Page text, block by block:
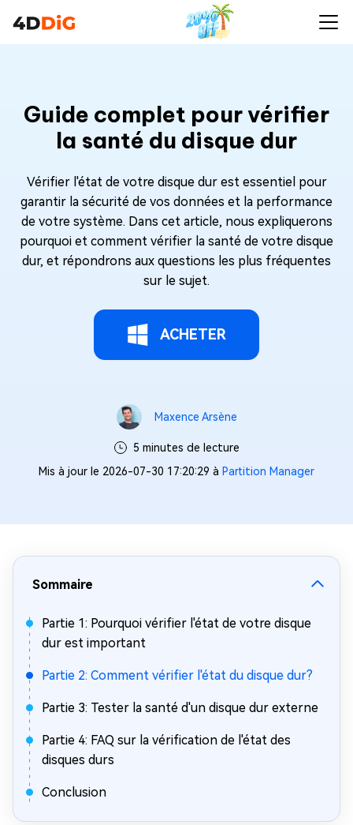
Guide complet pour vérifier
la santé du disque dur
Vérifier l'état de votre disque dur est essentiel pour
garantir la sécurité de vos données et la performance
de votre système. Dans cet article, nous expliquerons
pourquoi et comment vérifier la santé de votre disque
dur, et répondrons aux questions les plus fréquentes
sur le sujet.
ACHETER
Maxence Arsène
5 minutes de lecture
Mis à jour le 2026-07-30 17:20:29 à Partition Manager
Sommaire
Partie 1: Pourquoi vérifier l'état de votre disque
dur est important
Partie 2: Comment vérifier l'état du disque dur?
Partie 3: Tester la santé d'un disque dur externe
Partie 4: FAQ sur la vérification de l'état des
disques durs
Conclusion